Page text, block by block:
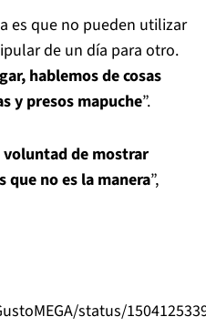
es que no pueden utilizar
de un día para otro.
hablemos de cosas
y presos mapuche”.
voluntad de mostrar
no es la manera”,
status/